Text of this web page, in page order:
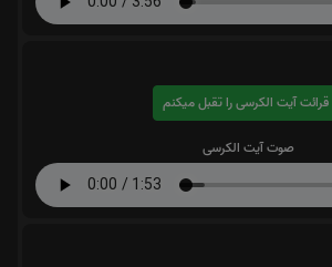
قرائت آیت الکرسی را تقبل میکنم
صوت آیت الکرسی